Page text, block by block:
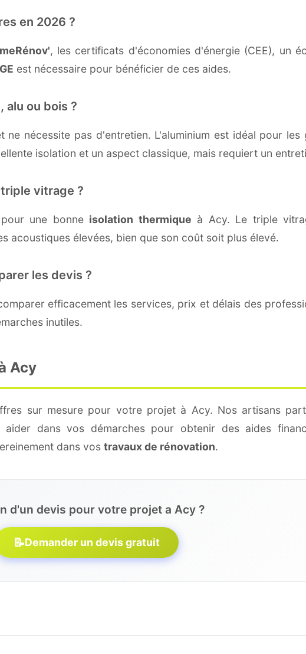
en 2026 ?
, les certificats d'économies d'énergie (CEE), un
est nécessaire pour bénéficier de ces aides.
alu ou bois ?
nécessite pas d'entretien. L'aluminium est idéal pour les
isolation et un aspect classique, mais requiert un
vitrage ?
une bonne isolation thermique à Acy. Le triple
acoustiques élevées, bien que son coût soit plus élevé.
les devis ?
efficacement les services, prix et délais des
inutiles.
Acy
sur mesure pour votre projet à Acy. Nos artisans
dans vos démarches pour obtenir des aides
dans vos travaux de rénovation.
d'un devis pour votre projet a Acy ?
📝Demander un devis gratuit